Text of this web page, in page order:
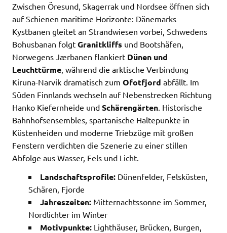
Zwischen Öresund, Skagerrak und Nordsee öffnen sich
auf Schienen maritime Horizonte: Dänemarks
Kystbanen gleitet an Strandwiesen vorbei, Schwedens
Bohusbanan folgt Granitkliffs und Bootshäfen,
Norwegens Jærbanen flankiert Dünen und
Leuchttürme , während die arktische Verbindung
Kiruna-Narvik dramatisch zum Ofotfjord abfällt. Im
Süden Finnlands wechseln auf Nebenstrecken Richtung
Hanko Kiefernheide und Schärengärten . Historische
Bahnhofsensembles, spartanische Haltepunkte in
Küstenheiden und moderne Triebzüge mit großen
Fenstern verdichten die Szenerie zu einer stillen
Abfolge aus Wasser, Fels und Licht.
Landschaftsprofile: Dünenfelder, Felsküsten,
Schären, Fjorde
Jahreszeiten: Mitternachtssonne im Sommer,
Nordlichter im Winter
Motivpunkte: Lighthäuser, Brücken, Burgen,